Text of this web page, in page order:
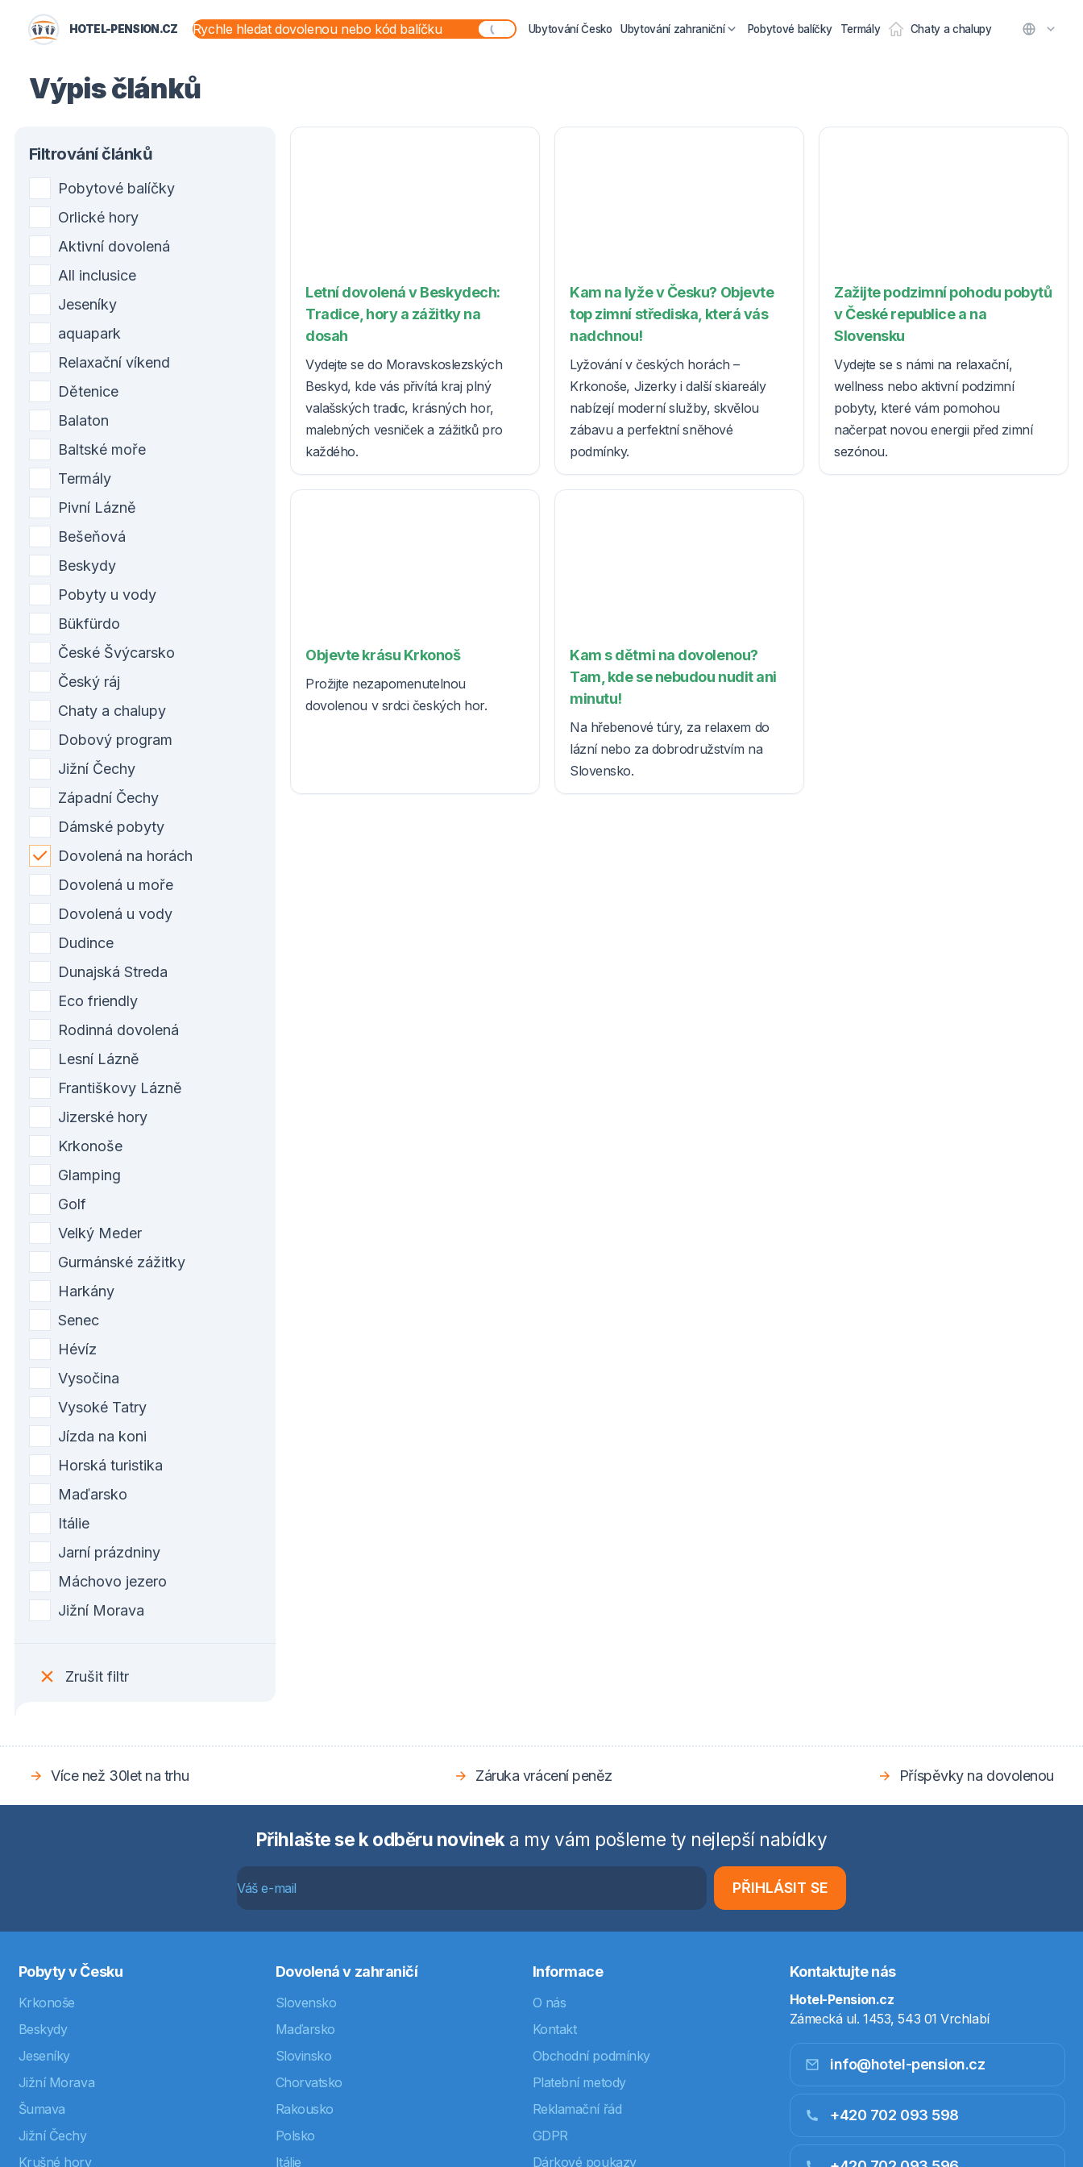
HOTEL-PENSION.CZ Ubytování Česko Ubytování zahraniční Pobytové balíčky Termály Chaty a chalupy
Výpis článků
Letní dovolená v Beskydech:
Tradice, hory a zážitky na
dosah
Vydejte se do Moravskoslezských
Beskyd, kde vás přivítá kraj plný
valašských tradic, krásných hor,
malebných vesniček a zážitků pro
každého.
Kam na lyže v Česku? Objevte
top zimní střediska, která vás
nadchnou!
Lyžování v českých horách –
Krkonoše, Jizerky i další skiareály
nabízejí moderní služby, skvělou
zábavu a perfektní sněhové
podmínky.
Zažijte podzimní pohodu pobytů
v České republice a na
Slovensku
Vydejte se s námi na relaxační,
wellness nebo aktivní podzimní
pobyty, které vám pomohou
načerpat novou energii před zimní
sezónou.
Objevte krásu Krkonoš
Prožijte nezapomenutelnou
dovolenou v srdci českých hor.
Kam s dětmi na dovolenou?
Tam, kde se nebudou nudit ani
minutu!
Na hřebenové túry, za relaxem do
lázní nebo za dobrodružstvím na
Slovensko.
Filtrování článků
Pobytové balíčky
Orlické hory
Aktivní dovolená
All inclusice
Jeseníky
aquapark
Relaxační víkend
Dětenice
Balaton
Baltské moře
Termály
Pivní Lázně
Bešeňová
Beskydy
Pobyty u vody
Bükfürdo
České Švýcarsko
Český ráj
Chaty a chalupy
Dobový program
Jižní Čechy
Západní Čechy
Dámské pobyty
Dovolená na horách
Dovolená u moře
Dovolená u vody
Dudince
Dunajská Streda
Eco friendly
Rodinná dovolená
Lesní Lázně
Františkovy Lázně
Jizerské hory
Krkonoše
Glamping
Golf
Velký Meder
Gurmánské zážitky
Harkány
Senec
Hévíz
Vysočina
Vysoké Tatry
Jízda na koni
Horská turistika
Maďarsko
Itálie
Jarní prázdniny
Máchovo jezero
Jižní Morava
Zrušit filtr
Více než 30let na trhu Záruka vrácení peněz Příspěvky na dovolenou
Přihlašte se k odběru novinek a my vám pošleme ty nejlepší nabídky
PŘIHLÁSIT SE
Pobyty v Česku
Krkonoše
Beskydy
Jeseníky
Jižní Morava
Šumava
Jižní Čechy
Krušné hory
Dovolená v zahraničí
Slovensko
Maďarsko
Slovinsko
Chorvatsko
Rakousko
Polsko
Itálie
Informace
O nás
Kontakt
Obchodní podmínky
Platební metody
Reklamační řád
GDPR
Dárkové poukazy
Kontaktujte nás
Hotel-Pension.cz
Zámecká ul. 1453, 543 01 Vrchlabí
info@hotel-pension.cz
+420 702 093 598